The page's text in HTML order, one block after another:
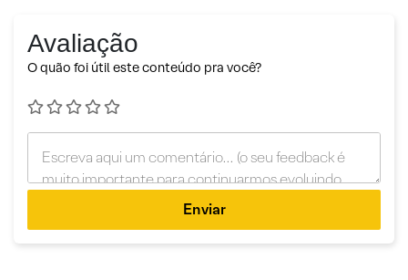
Avaliação
O quão foi útil este conteúdo pra você?
Enviar